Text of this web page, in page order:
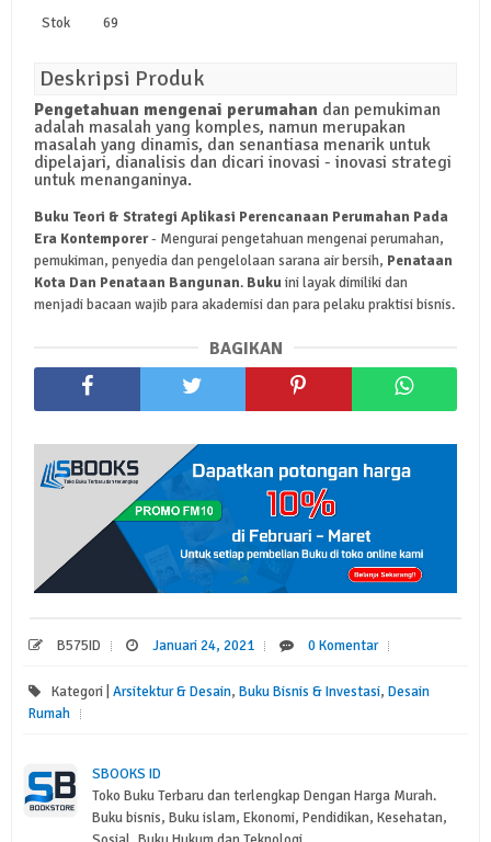
Stok 69
Deskripsi Produk
Pengetahuan mengenai perumahan dan pemukiman
adalah masalah yang komples, namun merupakan
masalah yang dinamis, dan senantiasa menarik untuk
dipelajari, dianalisis dan dicari inovasi - inovasi strategi
untuk menanganinya.
Buku Teori & Strategi Aplikasi Perencanaan Perumahan Pada
Era Kontemporer- Mengurai pengetahuan mengenai perumahan,
pemukiman, penyedia dan pengelolaan sarana air bersih, Penataan
Kota Dan Penataan Bangunan. Bukuini layak dimiliki dan
menjadi bacaan wajib para akademisi dan para pelaku praktisi bisnis.
BAGIKAN
B575ID Januari 24, 2021 0 Komentar
Kategori | Arsitektur & Desain, Buku Bisnis & Investasi, Desain
Rumah
SBOOKS ID
Toko Buku Terbaru dan terlengkap Dengan Harga Murah.
Buku bisnis, Buku islam, Ekonomi, Pendidikan, Kesehatan,